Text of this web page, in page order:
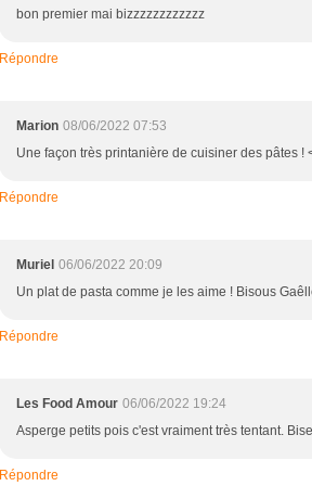
bon premier mai bizzzzzzzzzzzz
Répondre
Marion 08/06/2022 07:53
Une façon très printanière de cuisiner des pâtes !
Répondre
Muriel 06/06/2022 20:09
Un plat de pasta comme je les aime ! Bisous
Répondre
Les Food Amour 06/06/2022 19:24
Asperge petits pois c'est vraiment très tentant.
Répondre